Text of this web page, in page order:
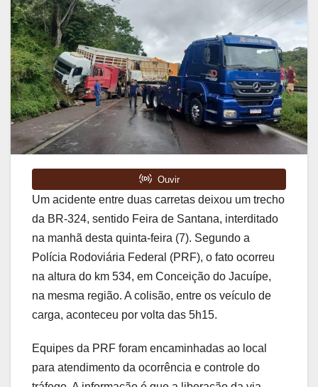
Um acidente entre duas carretas deixou um trecho
da BR-324, sentido Feira de Santana, interditado
na manhã desta quinta-feira (7). Segundo a
Polícia Rodoviária Federal (PRF), o fato ocorreu
na altura do km 534, em Conceição do Jacuípe,
na mesma região. A colisão, entre os veículo de
carga, aconteceu por volta das 5h15.
Equipes da PRF foram encaminhadas ao local
para atendimento da ocorrência e controle do